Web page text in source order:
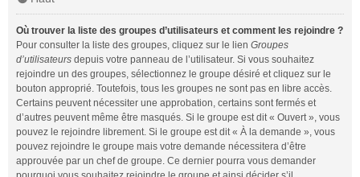
Où trouver la liste des groupes d’utilisateurs et comment les rejoindre ?
Pour consulter la liste des groupes, cliquez sur le lien Groupes
d’utilisateurs depuis votre panneau de l’utilisateur. Si vous souhaitez
rejoindre un des groupes, sélectionnez le groupe désiré et cliquez sur le
bouton approprié. Toutefois, tous les groupes ne sont pas en libre accès.
Certains peuvent nécessiter une approbation, certains sont fermés et
d’autres peuvent même être masqués. Si le groupe est dit « Ouvert », vous
pouvez le rejoindre librement. Si le groupe est dit « À la demande », vous
pouvez rejoindre le groupe mais votre demande nécessitera d’être
approuvée par un chef de groupe. Ce dernier pourra vous demander